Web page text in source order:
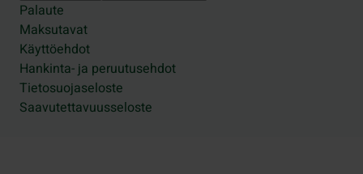
Palaute
Maksutavat
Käyttöehdot
Hankinta- ja peruutusehdot
Tietosuojaseloste
Saavutettavuusseloste